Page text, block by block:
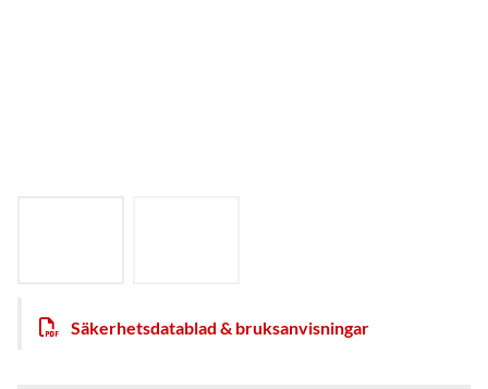
Säkerhetsdatablad & bruksanvisningar